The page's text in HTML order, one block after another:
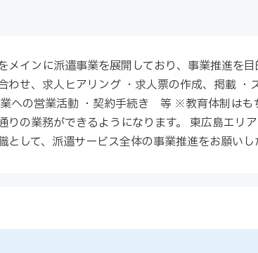
メインに派遣事業を展開しており、事業推進を
わせ、求人ヒアリング ・求人票の作成、掲載
への営業活動 ・契約手続き 等 ※教育体制はも
りの業務ができるようになります。 東広島エリ
として、派遣サービス全体の事業推進をお願いし